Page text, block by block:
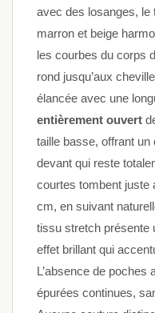
avec des losanges, le
marron et beige
les courbes du corps
rond jusqu’aux
élancée avec une
entièrement ouvert
taille basse, offrant
devant qui reste
courtes tombent juste
cm, en suivant
tissu stretch présente
effet brillant qui
L’absence de poches
épurées continues,